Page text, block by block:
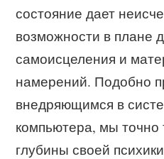
состояние дает
возможности в плане
самоисцеления и
намерений. Подобно
внедряющимся в
компьютера, мы точно
глубины своей